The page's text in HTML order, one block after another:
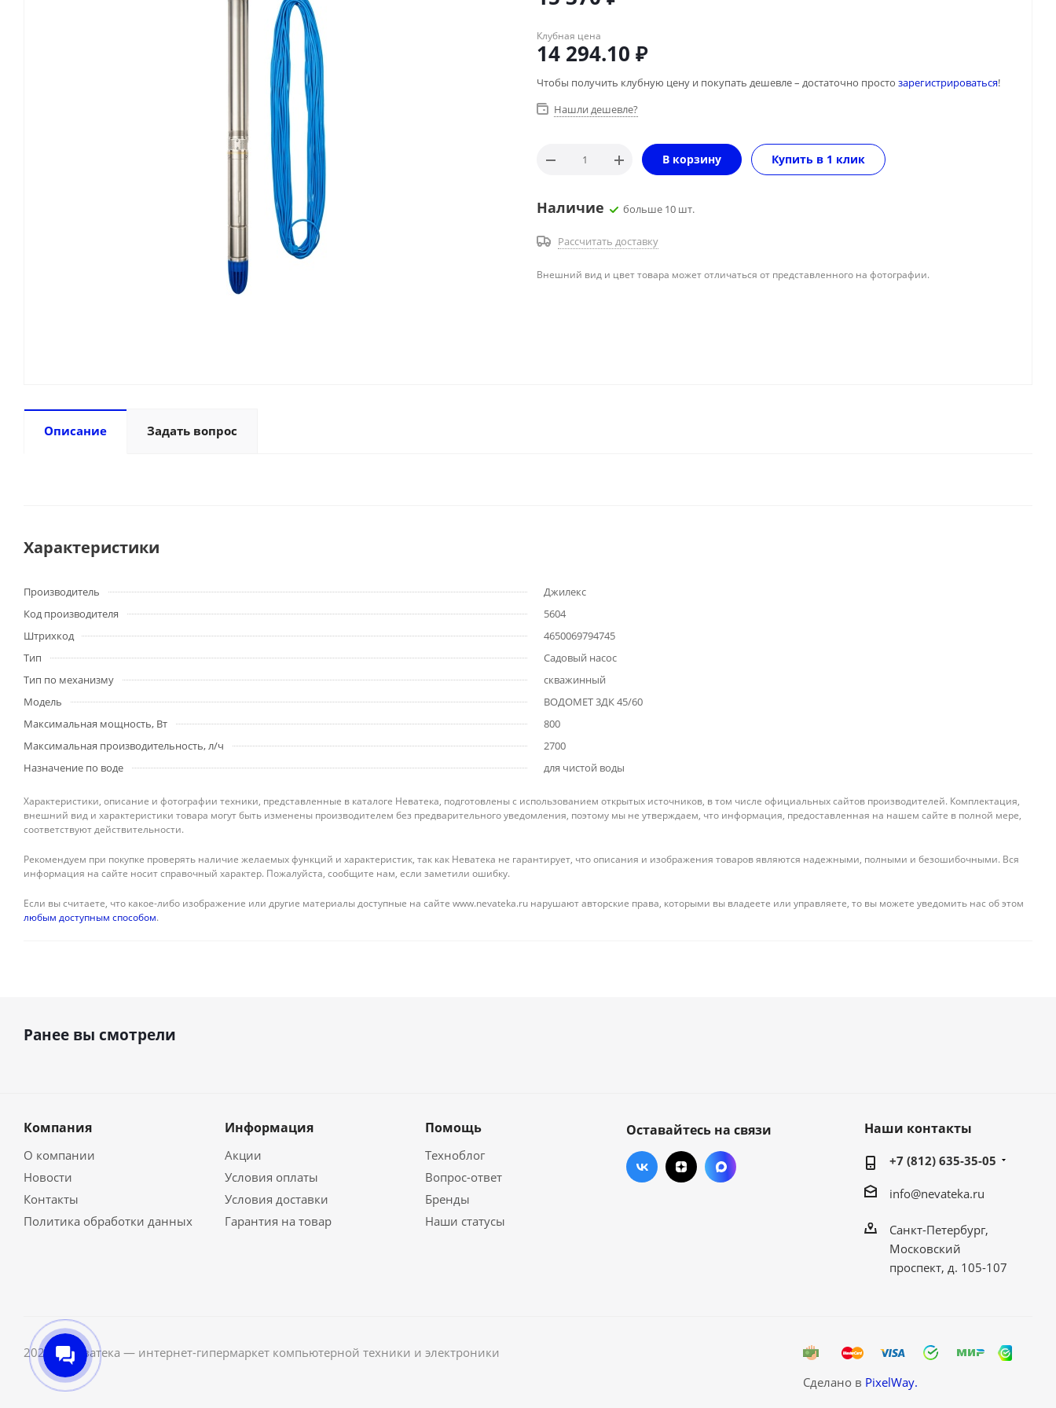
Клубная цена
14 294.10 ₽
Чтобы получить клубную цену и покупать дешевле – достаточно просто зарегистрироваться!
Нашли дешевле?
В корзину Купить в 1 клик
Наличие больше 10 шт.
Рассчитать доставку
Внешний вид и цвет товара может отличаться от представленного на фотографии.
Описание Задать вопрос
Характеристики
Производитель
Джилекс
Код производителя
5604
Штрихкод
4650069794745
Тип
Садовый насос
Тип по механизму
скважинный
Модель
ВОДОМЕТ 3ДК 45/60
Максимальная мощность, Вт
800
Максимальная производительность, л/ч
2700
Назначение по воде
для чистой воды
Характеристики, описание и фотографии техники, представленные в каталоге Неватека, подготовлены с использованием открытых источников, в том числе официальных сайтов производителей. Комплектация,
внешний вид и характеристики товара могут быть изменены производителем без предварительного уведомления, поэтому мы не утверждаем, что информация, предоставленная на нашем сайте в полной мере,
соответствуют действительности.
Рекомендуем при покупке проверять наличие желаемых функций и характеристик, так как Неватека не гарантирует, что описания и изображения товаров являются надежными, полными и безошибочными. Вся
информация на сайте носит справочный характер. Пожалуйста, сообщите нам, если заметили ошибку.
Если вы считаете, что какое-либо изображение или другие материалы доступные на сайте www.nevateka.ru нарушают авторские права, которыми вы владеете или управляете, то вы можете уведомить нас об этом
любым доступным способом.
Ранее вы смотрели
Компания
О компании
Новости
Контакты
Политика обработки данных
Информация
Акции
Условия оплаты
Условия доставки
Гарантия на товар
Помощь
Техноблог
Вопрос-ответ
Бренды
Наши статусы
Оставайтесь на связи Наши контакты
+7 (812) 635-35-05
info@nevateka.ru
Санкт-Петербург,
Московский
проспект, д. 105-107
2026 © Неватека — интернет-гипермаркет компьютерной техники и электроники
Сделано в PixelWay.